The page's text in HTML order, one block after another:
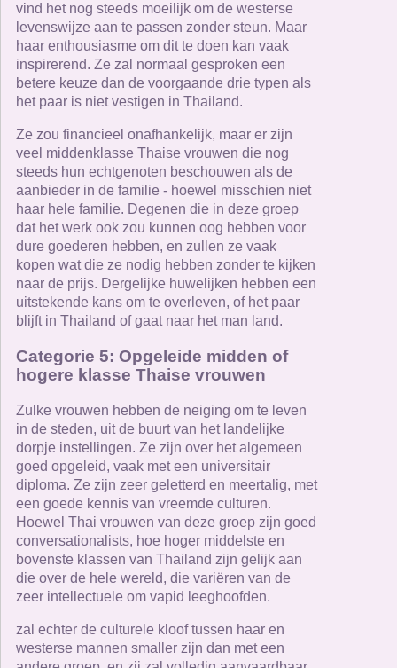
vind het nog steeds moeilijk om de westerse
levenswijze aan te passen zonder steun. Maar
haar enthousiasme om dit te doen kan vaak
inspirerend. Ze zal normaal gesproken een
betere keuze dan de voorgaande drie typen als
het paar is niet vestigen in Thailand.
Ze zou financieel onafhankelijk, maar er zijn
veel middenklasse Thaise vrouwen die nog
steeds hun echtgenoten beschouwen als de
aanbieder in de familie - hoewel misschien niet
haar hele familie. Degenen die in deze groep
dat het werk ook zou kunnen oog hebben voor
dure goederen hebben, en zullen ze vaak
kopen wat die ze nodig hebben zonder te kijken
naar de prijs. Dergelijke huwelijken hebben een
uitstekende kans om te overleven, of het paar
blijft in Thailand of gaat naar het man land.
Categorie 5: Opgeleide midden of
hogere klasse Thaise vrouwen
Zulke vrouwen hebben de neiging om te leven
in de steden, uit de buurt van het landelijke
dorpje instellingen. Ze zijn over het algemeen
goed opgeleid, vaak met een universitair
diploma. Ze zijn zeer geletterd en meertalig, met
een goede kennis van vreemde culturen.
Hoewel Thai vrouwen van deze groep zijn goed
conversationalists, hoe hoger middelste en
bovenste klassen van Thailand zijn gelijk aan
die over de hele wereld, die variëren van de
zeer intellectuele om vapid leeghoofden.
zal echter de culturele kloof tussen haar en
westerse mannen smaller zijn dan met een